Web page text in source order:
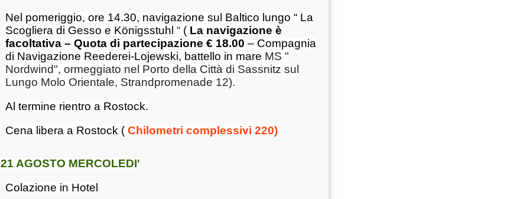
Nel pomeriggio, ore 14.30, navigazione sul Baltico lungo “ La
Scogliera di Gesso e Königsstuhl “ ( La navigazione è
facoltativa – Quota di partecipazione € 18.00 – Compagnia
di Navigazione Reederei-Lojewski, battello in mare MS "
Nordwind", ormeggiato nel Porto della Città di Sassnitz sul
Lungo Molo Orientale, Strandpromenade 12).
Al termine rientro a Rostock.
Cena libera a Rostock ( Chilometri complessivi 220)
21 AGOSTO MERCOLEDI'
Colazione in Hotel